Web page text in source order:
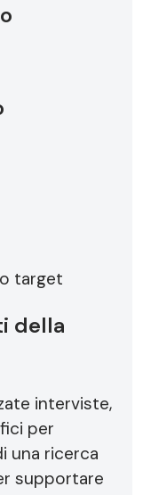
target
della
interviste,
per
una ricerca
supportare